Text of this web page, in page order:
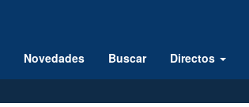
Novedades Buscar Directos